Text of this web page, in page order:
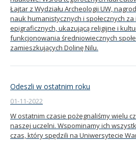
Łajtar z Wydziału Archeologii UW,
nauk humanistycznych i społecznych
epigraficznych, ukazującą religijne i
funkcjonowania średniowiecznych
zamieszkujących Dolinę Nilu.
Odeszli w ostatnim roku
01-11-2022
W ostatnim czasie pożegnaliśmy wielu
naszej uczelni. Wspominamy ich
czas, który spędzili na Uniwersytecie